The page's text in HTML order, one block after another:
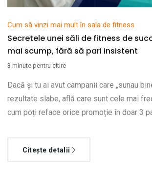
Cum să vinzi mai mult în sala de fitness
Secretele unei săli de fitness de
mai scump, fără să pari insistent
3 minute pentru citire
Dacă și tu ai avut campanii care „sunau
rezultate slabe, află care sunt cele mai
cum poți reface orice promoție în doar 3
Citește detalii